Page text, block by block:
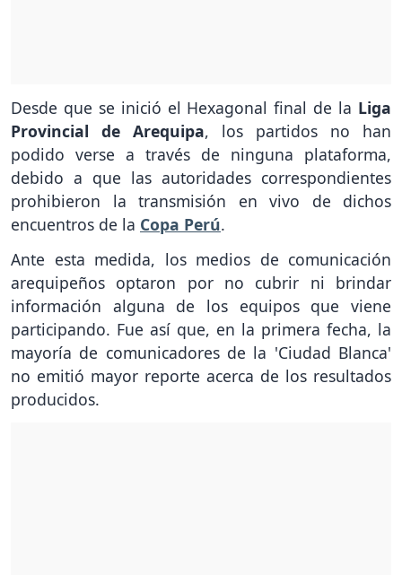
Desde que se inició el Hexagonal final de la Liga
Provincial de Arequipa, los partidos no han
podido verse a través de ninguna plataforma,
debido a que las autoridades correspondientes
prohibieron la transmisión en vivo de dichos
encuentros de la Copa Perú.
Ante esta medida, los medios de comunicación
arequipeños optaron por no cubrir ni brindar
información alguna de los equipos que viene
participando. Fue así que, en la primera fecha, la
mayoría de comunicadores de la 'Ciudad Blanca'
no emitió mayor reporte acerca de los resultados
producidos.